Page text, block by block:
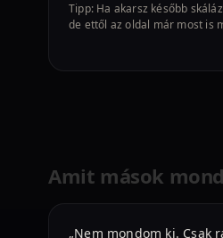
Tipp: Ha akarsz később
de ettől az oldal már most is
Amit mások
„Nem mondom ki. Csak